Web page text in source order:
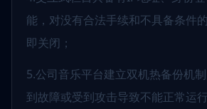
能，对没有合法手续和不具备条件
即关闭；
5.公司音乐平台建立双机热备份机
到故障或受到攻击导致不能正常运